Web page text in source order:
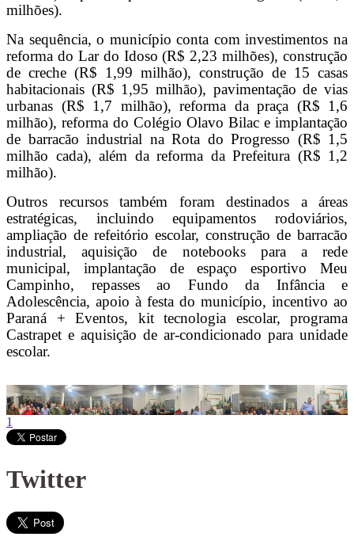
milhões).
Na sequência, o município conta com investimentos na
reforma do Lar do Idoso (R$ 2,23 milhões), construção
de creche (R$ 1,99 milhão), construção de 15 casas
habitacionais (R$ 1,95 milhão), pavimentação de vias
urbanas (R$ 1,7 milhão), reforma da praça (R$ 1,6
milhão), reforma do Colégio Olavo Bilac e implantação
de barracão industrial na Rota do Progresso (R$ 1,5
milhão cada), além da reforma da Prefeitura (R$ 1,2
milhão).
Outros recursos também foram destinados a áreas
estratégicas, incluindo equipamentos rodoviários,
ampliação de refeitório escolar, construção de barracão
industrial, aquisição de notebooks para a rede
municipal, implantação de espaço esportivo Meu
Campinho, repasses ao Fundo da Infância e
Adolescência, apoio à festa do município, incentivo ao
Paraná + Eventos, kit tecnologia escolar, programa
Castrapet e aquisição de ar-condicionado para unidade
escolar.
1
Twitter